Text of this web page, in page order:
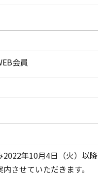
会員
年10月4日（火）以降
させていただきます。